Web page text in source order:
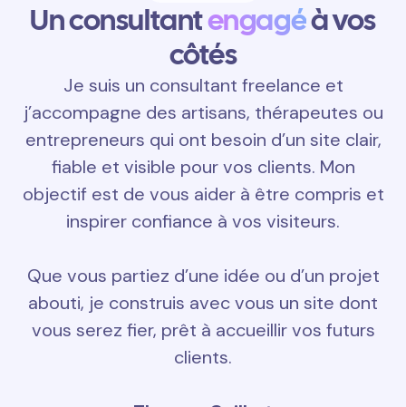
Un consultantengagéà vos
côtés
Je suis un consultant freelance et
j’accompagne des artisans, thérapeutes ou
entrepreneurs qui ont besoin d’un site clair,
fiable et visible pour vos clients. Mon
objectif est de vous aider à être compris et
inspirer confiance à vos visiteurs.
Que vous partiez d’une idée ou d’un projet
abouti, je construis avec vous un site dont
vous serez fier, prêt à accueillir vos futurs
clients.